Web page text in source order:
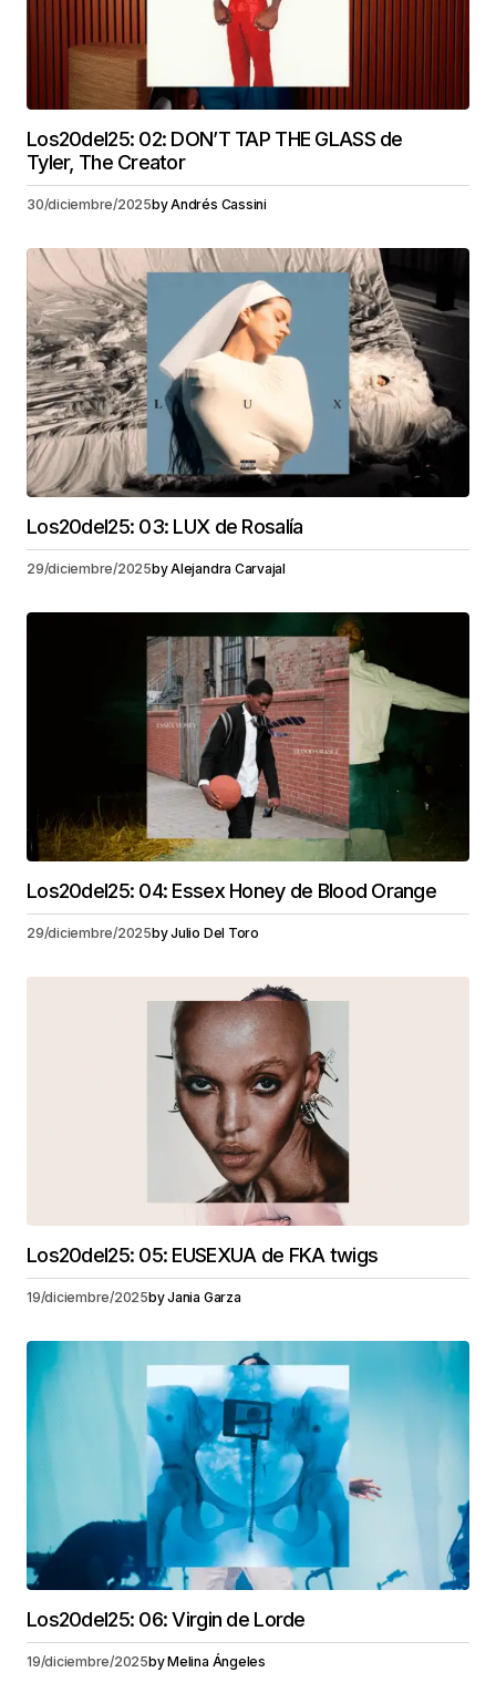
Los20del25: 02: DON’T TAP THE GLASS de
Tyler, The Creator
30/diciembre/2025byAndrés Cassini
Los20del25: 03: LUX de Rosalía
29/diciembre/2025byAlejandra Carvajal
Los20del25: 04: Essex Honey de Blood Orange
29/diciembre/2025byJulio Del Toro
Los20del25: 05: EUSEXUA de FKA twigs
19/diciembre/2025byJania Garza
Los20del25: 06: Virgin de Lorde
19/diciembre/2025byMelina Ángeles